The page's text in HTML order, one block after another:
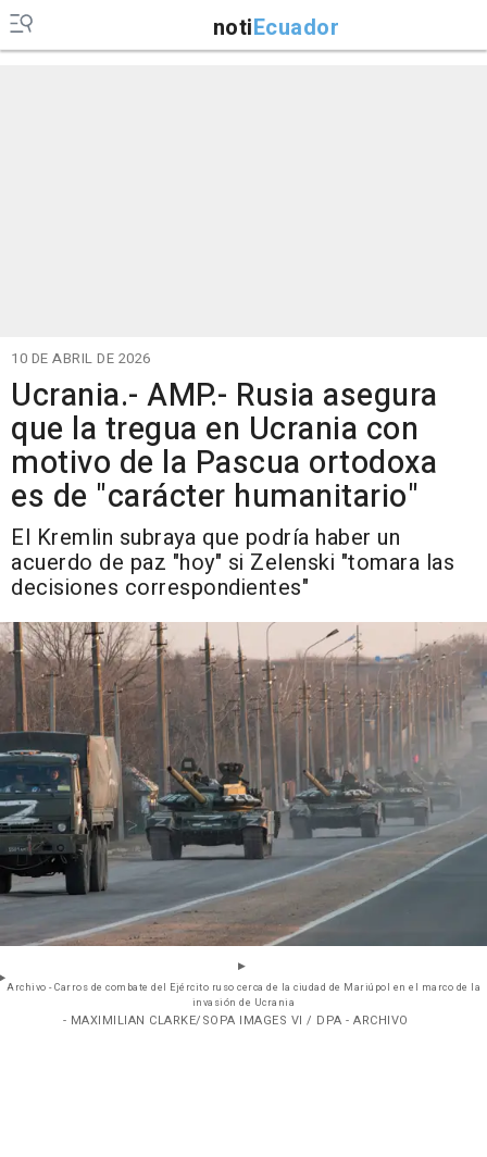
notiEcuador
10 DE ABRIL DE 2026
Ucrania.- AMP.- Rusia asegura
que la tregua en Ucrania con
motivo de la Pascua ortodoxa
es de "carácter humanitario"
El Kremlin subraya que podría haber un
acuerdo de paz "hoy" si Zelenski "tomara las
decisiones correspondientes"
Archivo - Carros de combate del Ejército ruso cerca de la ciudad de Mariúpol en el marco de la
invasión de Ucrania
- MAXIMILIAN CLARKE/SOPA IMAGES VI / DPA - ARCHIVO